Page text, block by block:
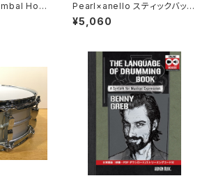
Hol
Pearl×anello スティックバック
ANL-STB #BL（ブルー）
¥5,060